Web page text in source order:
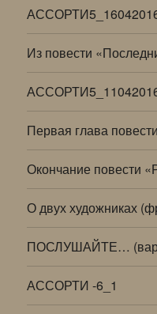
Из повести
Первая глава
Окончание повести
О двух художниках
ПОСЛУШАЙТЕ…
АССОРТИ -6_1